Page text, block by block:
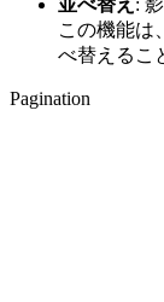
この機能は
べ替えるこ
Pagination